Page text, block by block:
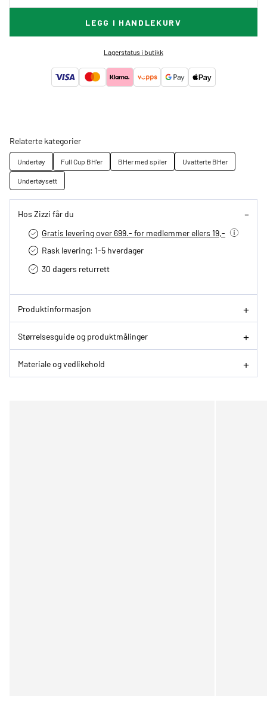
LEGG I HANDLEKURV
Lagerstatus i butikk
Relaterte kategorier
Undertøy Full Cup BH'er BHer med spiler
Uvatterte BHer
Undertøysett
Hos Zizzi får du
Gratis levering over 699.- for medlemmer ellers 19,-
Rask levering: 1-5 hverdager
30 dagers returrett
Produktinformasjon
Størrelsesguide og produktmålinger
Materiale og vedlikehold